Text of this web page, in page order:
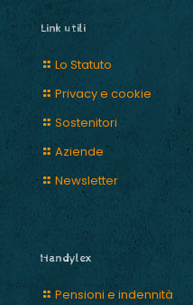
Link utili
Lo Statuto
Privacy e cookie
Sostenitori
Aziende
Newsletter
Handylex
Pensioni e indennità